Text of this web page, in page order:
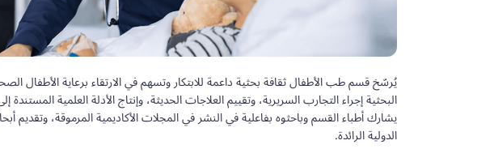
يُرسّخ قسم طب الأطفال ثقافة بحثية داعمة للابتكار وتسهم في الارتقاء برعاية الأطفال
البحثية إجراء التجارب السريرية، وتقييم العلاجات الحديثة، وإنتاج الأدلة العلمية المستندة
يشارك أطباء القسم وباحثوه بفاعلية في النشر في المجلات الأكاديمية المرموقة، وتقديم
الدولية الرائدة.